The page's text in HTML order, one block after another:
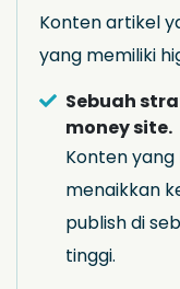
Konten artikel
yang memiliki
Sebuah
money site.
Konten
menaikkan
publish di
tinggi.